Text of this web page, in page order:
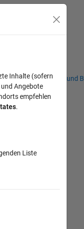
Studierende und
Inhalte (sofern
Angebote
empfehlen
.
Liste